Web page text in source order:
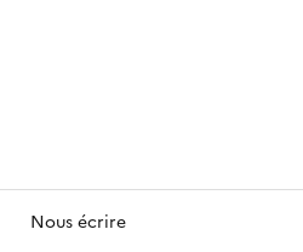
Nous écrire